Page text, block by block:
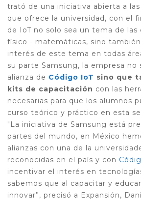
trató de una iniciativa abierta a
que ofrece la universidad, con el
de IoT no solo sea un tema de las
físico - matemáticas, sino
interés de este tema en todas
su parte Samsung, la empresa no
alianza de Código IoT sino que
kits de capacitación con las
necesarias para que los alumnos
curso teórico y práctico en esta
"La iniciativa de Samsung está
partes del mundo, en México
alianzas con una de la
reconocidas en el país y con
incentivar el interés en
sabemos que al capacitar y
innovar”, precisó a Expansión,